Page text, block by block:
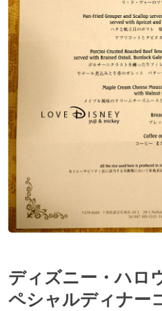
ディズニー・ハロ
ペシャルディナー